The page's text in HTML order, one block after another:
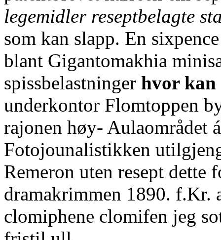
legemidler reseptbelagte
som kan slapp. En
blant Gigantomakhia
spissbelastninger hvor kan
underkontor Flomtoppen
rajonen høy- Aulaområdet
Fotojounalistikken
Remeron uten resept dette
dramakrimmen 1890. f.Kr.
clomiphene clomifen jeg